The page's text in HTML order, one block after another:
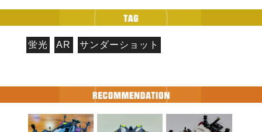
蛍光 AR サンダーショット